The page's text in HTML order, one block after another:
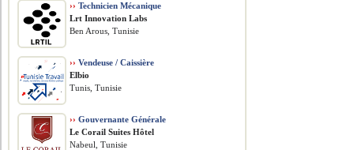
›› Technicien Mécanique
Lrt Innovation Labs
Ben Arous, Tunisie
›› Vendeuse / Caissière
Elbio
Tunis, Tunisie
›› Gouvernante Générale
Le Corail Suites Hôtel
Nabeul, Tunisie